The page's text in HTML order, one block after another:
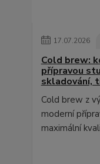
17.07.2026
Cold brew:
přípravou
skladování,
Cold brew z
moderní
maximální